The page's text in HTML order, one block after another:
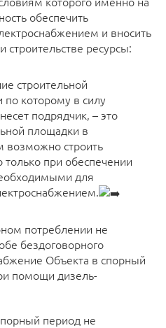
обеспечить
и вносить
строительстве ресурсы:
строительной
по которому в силу
подрядчик, – это
площадки в
возможно строить
при обеспечении
для
потреблении не
бездоговорного
Объекта в спорный
помощи дизель-
период не